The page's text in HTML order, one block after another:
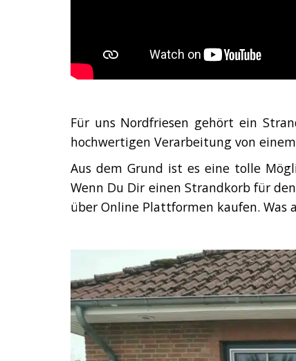
Für uns Nordfriesen gehört ein
hochwertigen Verarbeitung von
Aus dem Grund ist es eine tolle
Wenn Du Dir einen Strandkorb für
über Online Plattformen kaufen. Was